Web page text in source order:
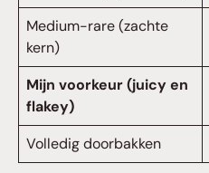
Medium-rare (zachte
kern)
Mijn voorkeur (juicy en
flakey)
Volledig doorbakken